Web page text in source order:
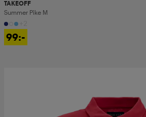
TAKEOFF
Summer Pike M
99:-